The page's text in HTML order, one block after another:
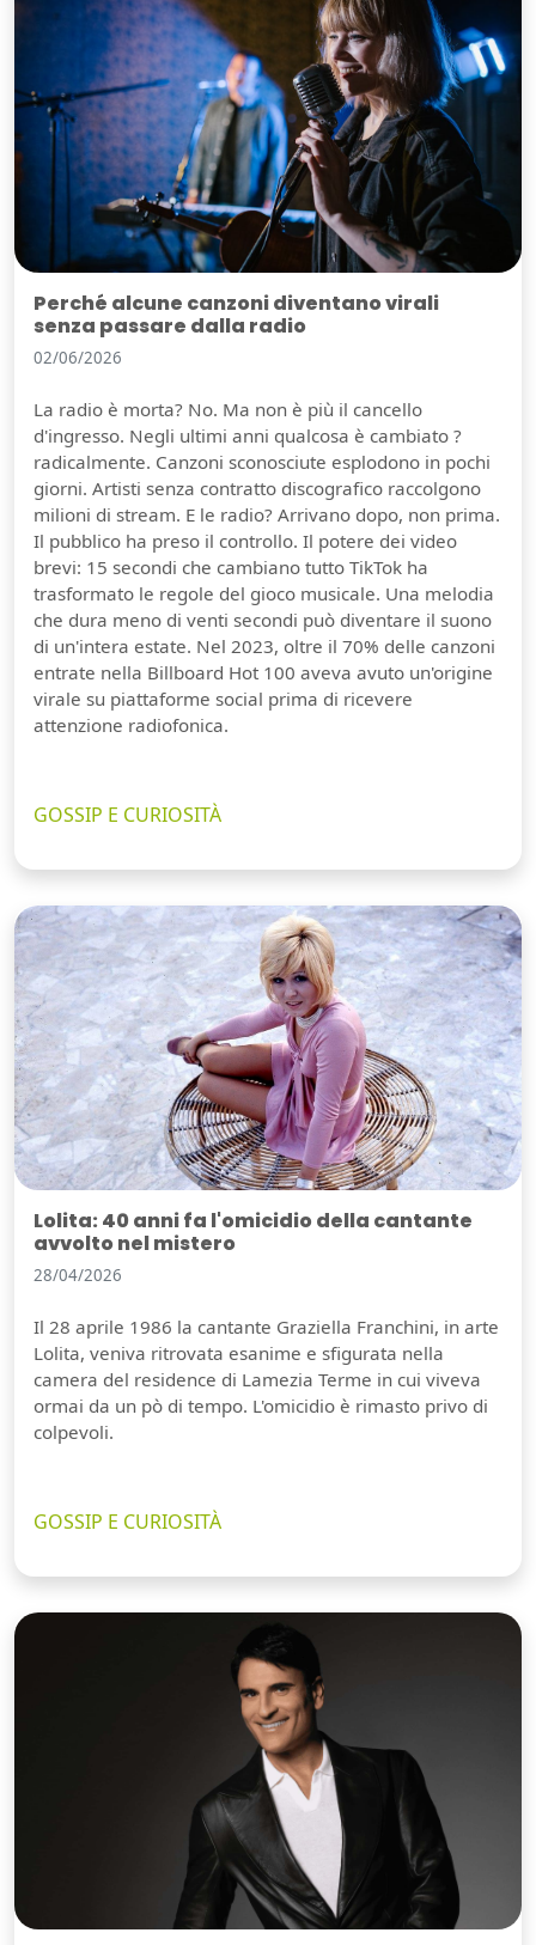
Perché alcune canzoni diventano virali
senza passare dalla radio
02/06/2026
La radio è morta? No. Ma non è più il cancello
d'ingresso. Negli ultimi anni qualcosa è cambiato ?
radicalmente. Canzoni sconosciute esplodono in pochi
giorni. Artisti senza contratto discografico raccolgono
milioni di stream. E le radio? Arrivano dopo, non prima.
Il pubblico ha preso il controllo. Il potere dei video
brevi: 15 secondi che cambiano tutto TikTok ha
trasformato le regole del gioco musicale. Una melodia
che dura meno di venti secondi può diventare il suono
di un'intera estate. Nel 2023, oltre il 70% delle canzoni
entrate nella Billboard Hot 100 aveva avuto un'origine
virale su piattaforme social prima di ricevere
attenzione radiofonica.
GOSSIP E CURIOSITÀ
Lolita: 40 anni fa l'omicidio della cantante
avvolto nel mistero
28/04/2026
Il 28 aprile 1986 la cantante Graziella Franchini, in arte
Lolita, veniva ritrovata esanime e sfigurata nella
camera del residence di Lamezia Terme in cui viveva
ormai da un pò di tempo. L'omicidio è rimasto privo di
colpevoli.
GOSSIP E CURIOSITÀ